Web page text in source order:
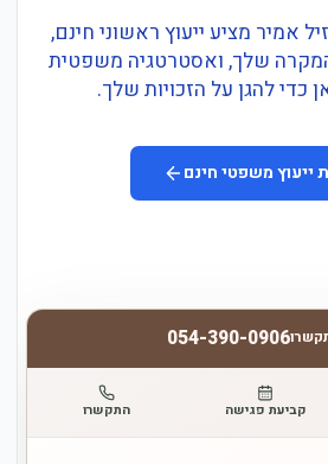
אמיר מציע ייעוץ ראשוני חינם,
שלך, ואסטרטגיה משפטית
כדי להגן על הזכויות שלך.
ייעוץ משפטי חינם
054-390-0906
קביעת פגישה התקשרו